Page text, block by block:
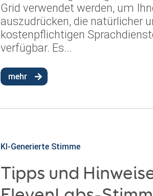
Grid verwendet werden, um
auszudrücken, die natürlicher
kostenpflichtigen
verfügbar. Es...
mehr
KI-Generierte Stimme
Tipps und